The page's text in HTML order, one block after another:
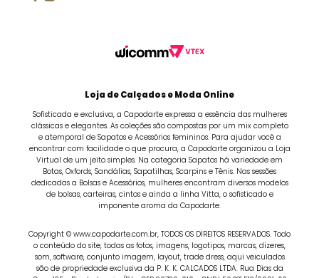
Loja de Calçados e Moda Online
Sofisticada e exclusiva, a Capodarte expressa a essência das mulheres
clássicas e elegantes. As coleções são compostas por um mix completo
e atemporal de Sapatos e Acessórios femininos. Para ajudar você a
encontrar com facilidade o que procura, a Capodarte organizou a Loja
Virtual de um jeito simples. Na categoria Sapatos há variedade em
Botas, Oxfords, Sandálias, Sapatilhas, Scarpins e Tênis. Nas sessões
dedicadas a Bolsas e Acessórios, mulheres encontram diversos modelos
de bolsas, carteiras, cintos e ainda a linha Vitta, o sofisticado e
imponente aroma da Capodarte.
Copyright © www.capodarte.com.br, TODOS OS DIREITOS RESERVADOS. Todo
o conteúdo do site, todas as fotos, imagens, logotipos, marcas, dizeres,
som, software, conjunto imagem, layout, trade dress, aqui veiculados
são de propriedade exclusiva da P. K. K. CALCADOS LTDA. Rua Dias da